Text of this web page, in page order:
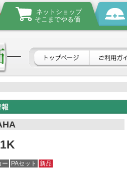
ネットショップ
そこまでやる価
ー PAセット 新品